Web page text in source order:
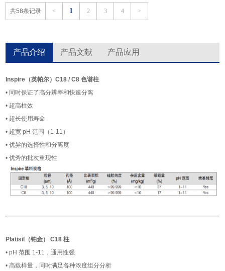
共58条记录 < 1 2 3 4 >
产品介绍 产品文献 产品应用
Inspire（英帕尔）C18 / C8 色谱柱
• 同时保证了高分辨率和快速分离
• 超高柱效
• 超长使用寿命
• 超宽 pH 范围（1-11）
• 优异的选择性和分离度
• 优秀的批次重现性
Platisil（铂金） C18 柱
• pH 范围 1-11，通用性强
• 高载样量，同时满足各种浓度组分分析